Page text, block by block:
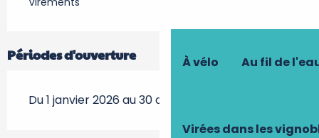
À vélo Au fil de
Virées dans les
Périodes d'ouverture
Du 1 janvier 2026 au 30 décembre 2026